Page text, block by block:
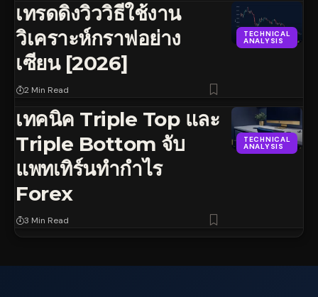
TECHNICAL
ANALYSIS
เทรดดิงวิววิธีใช้งาน
วิเคราะห์กราฟอย่าง
เซียน [2026]
2 Min Read
TECHNICAL
ANALYSIS
เทคนิค Triple Top และ
Triple Bottom จับ
แพทเทิร์นทำกำไร
Forex
3 Min Read